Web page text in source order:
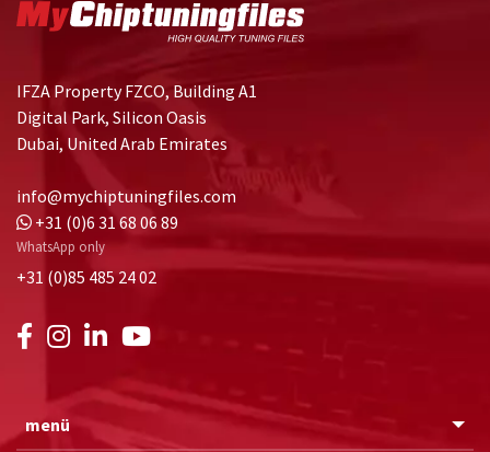
IFZA Property FZCO, Building A1
Digital Park, Silicon Oasis
Dubai, United Arab Emirates
info@mychiptuningfiles.com
+31 (0)6 31 68 06 89
WhatsApp only
+31 (0)85 485 24 02
menü